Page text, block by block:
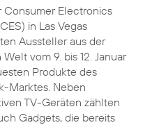
Consumer Electronics
in Las Vegas
Aussteller aus der
vom 9. bis 12. Januar
Produkte des
Marktes. Neben
TV-Geräten zählten
Gadgets, die bereits